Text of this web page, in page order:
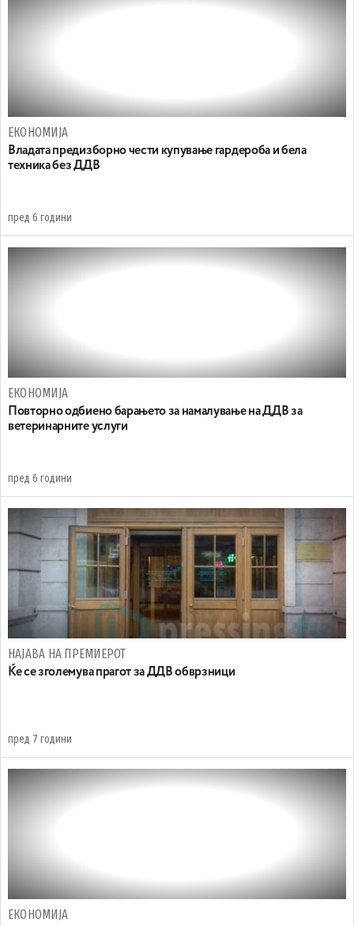
ЕКОНОМИЈА
Владата предизборно чести купување гардероба и бела
техника без ДДВ
пред 6 години
ЕКОНОМИЈА
Повторно одбиено барањето за намалување на ДДВ за
ветеринарните услуги
пред 6 години
НАЈАВА НА ПРЕМИЕРОТ
Ќе се зголемува прагот за ДДВ обврзници
пред 7 години
ЕКОНОМИЈА